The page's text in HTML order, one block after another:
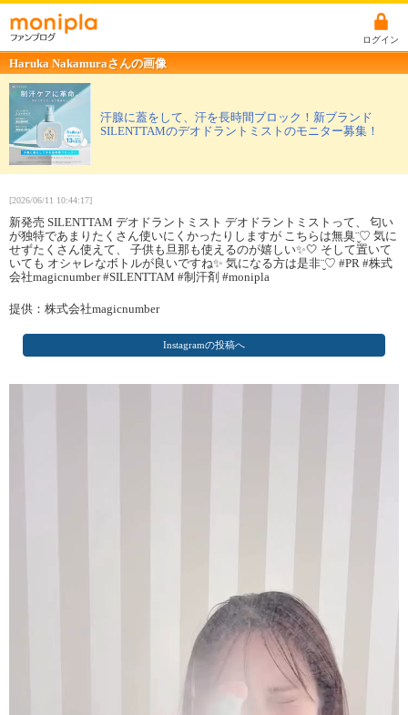
ログイン
Haruka Nakamuraさんの画像
汗腺に蓋をして、汗を長時間ブロック！新ブランド
SILENTTAMのデオドラントミストのモニター募集！
[2026/06/11 10:44:17]
新発売 SILENTTAM デオドラントミスト デオドラントミストって、 匂い
が独特であまりたくさん使いにくかったりしますが こちらは無臭¨̮♡︎ 気に
せずたくさん使えて、 子供も旦那も使えるのが嬉しい✨🤍 そして置いて
いても オシャレなボトルが良いですね✨ 気になる方は是非¨̮♡︎ #PR #株式
会社magicnumber #SILENTTAM #制汗剤 #monipla
提供：株式会社magicnumber
Instagramの投稿へ